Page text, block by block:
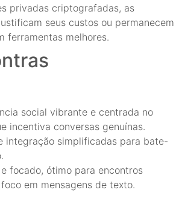
privadas criptografadas, as
seus custos ou permanecem
ferramentas melhores.
social vibrante e centrada no
incentiva conversas genuínas.
integração simplificadas para bate-
focado, ótimo para encontros
em mensagens de texto.